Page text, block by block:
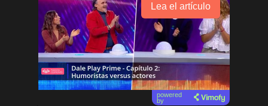
Lea el artículo
powered
by